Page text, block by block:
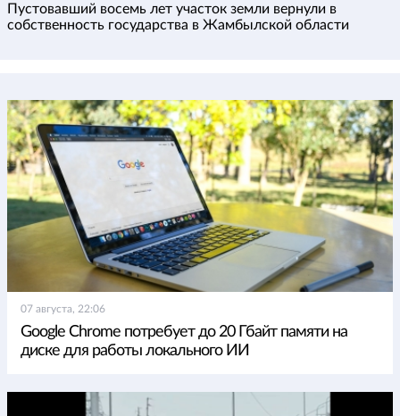
Пустовавший восемь лет участок земли вернули в
собственность государства в Жамбылской области
07 августа, 22:06
Google Chrome потребует до 20 Гбайт памяти на
диске для работы локального ИИ